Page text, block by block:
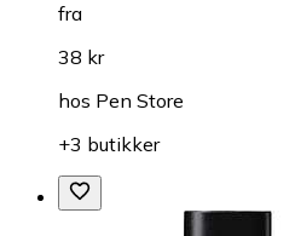
fra
38 kr
hos Pen Store
+3 butikker